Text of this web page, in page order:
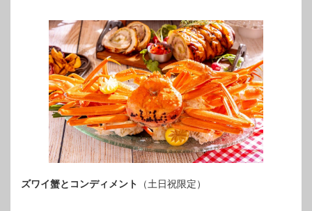
ズワイ蟹とコンディメント （土日祝限定）